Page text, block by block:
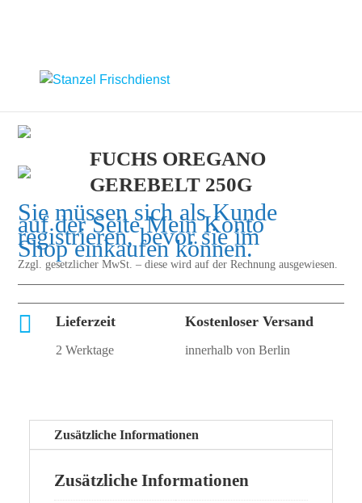
FUCHS OREGANO
GEREBELT 250G
Sie müssen sich als Kunde
auf der SeiteMein Konto
registrieren, bevor sie im
Shop einkaufen können.
Zzgl. gesetzlicher MwSt. – diese wird auf der Rechnung ausgewiesen.
 Lieferzeit
2 Werktage
Kostenloser Versand
innerhalb von Berlin
Zusätzliche Informationen
Zusätzliche Informationen